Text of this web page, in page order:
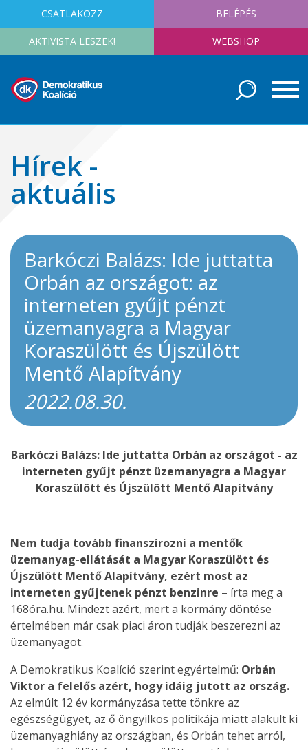
CSATLAKOZZ BELÉPÉS
AKTIVISTA LESZEK! WEBSHOP
Hírek -
aktuális
Barkóczi Balázs: Ide juttatta
Orbán az országot: az
interneten gyűjt pénzt
üzemanyagra a Magyar
Koraszülött és Újszülött
Mentő Alapítvány
2022.08.30.
Barkóczi Balázs: Ide juttatta Orbán az országot - az
interneten gyűjt pénzt üzemanyagra a Magyar
Koraszülött és Újszülött Mentő Alapítvány
Nem tudja tovább finanszírozni a mentők
üzemanyag-ellátását a Magyar Koraszülött és
Újszülött Mentő Alapítvány, ezért most az
interneten gyűjtenek pénzt benzinre – írta meg a
168óra.hu. Mindezt azért, mert a kormány döntése
értelmében már csak piaci áron tudják beszerezni az
üzemanyagot.
A Demokratikus Koalíció szerint egyértelmű: Orbán
Viktor a felelős azért, hogy idáig jutott az ország.
Az elmúlt 12 év kormányzása tette tönkre az
egészségügyet, az ő öngyilkos politikája miatt alakult ki
üzemanyaghiány az országban, és Orbán tehet arról,